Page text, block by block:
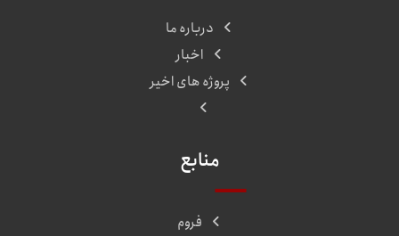
درباره ما
اخبار
پروژه های اخیر
منابع
فروم